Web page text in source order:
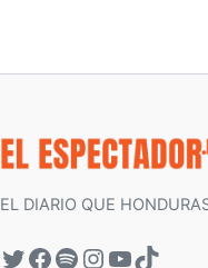
EL DIARIO QUE